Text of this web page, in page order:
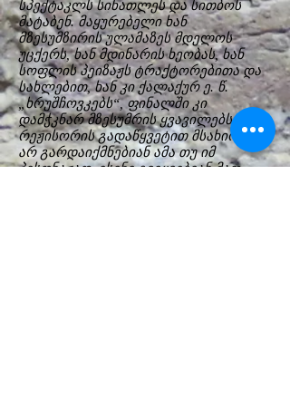
სპექტაკლს სინათლეს და სითბოს
მატაბენ. მაყურებელი ხან
მზესუმზირის ულამაზეს მდელოს
უცქერს, ხან მდინარის ხეობას, ხან
სოფლის პეიზაჟს ტრაქტორებითა და
სახლებით, ხან კი ქალაქურ ე. წ.
„ხრუშჩოვკებს“, ფინალში კი
დამჭკნარ მზესუმრის ყვავილებს.
რეჟისორის გადაწყვეტით მსახიობები
არ გარდაიქმნებიან ამა თუ იმ
პესონაჟად, ისინი გვიყვებიან მათ